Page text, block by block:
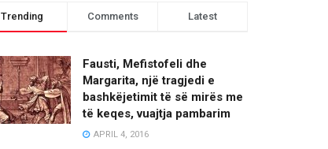
Trending Comments Latest
Fausti, Mefistofeli dhe
Margarita, një tragjedi e
bashkëjetimit të së mirës me
të keqes, vuajtja pambarim
APRIL 4, 2016